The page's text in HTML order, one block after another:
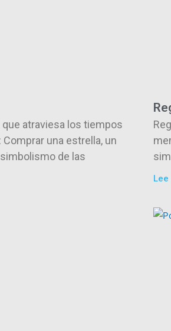
atraviesa los tiempos
una estrella, un
de las
Lee